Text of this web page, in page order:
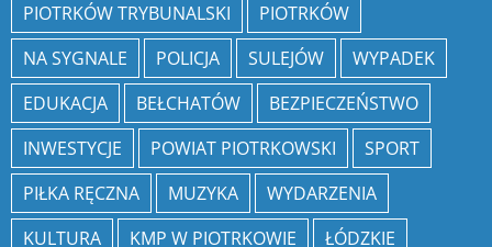
PIOTRKÓW TRYBUNALSKI
PIOTRKÓW
NA SYGNALE
POLICJA SULEJÓW
WYPADEK
EDUKACJA
BEŁCHATÓW
BEZPIECZEŃSTWO
INWESTYCJE
POWIAT PIOTRKOWSKI
SPORT
PIŁKA RĘCZNA
MUZYKA
WYDARZENIA
KULTURA
KMP W PIOTRKOWIE
ŁÓDZKIE